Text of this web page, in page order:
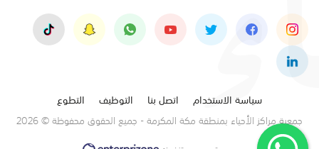
سياسة الاستخدام اتصل بنا التوظيف
التطوع
جمعية مراكز الأحياء بمنطقة مكة المكرمة - جميع الحقوق محفوظة © 2026